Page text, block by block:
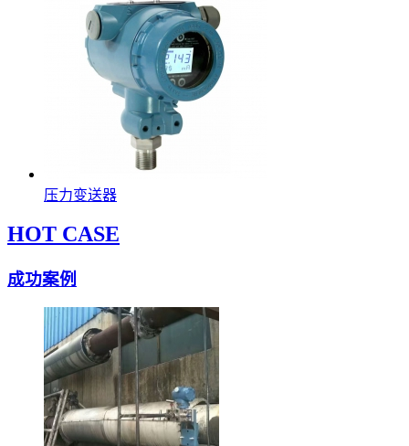
压力变送器
HOT CASE
成功案例